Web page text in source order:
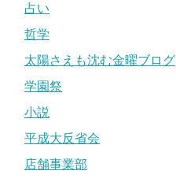
占い
哲学
太陽さえも沈む金曜ブログ
学園祭
小説
平成大反省会
店舗事業部